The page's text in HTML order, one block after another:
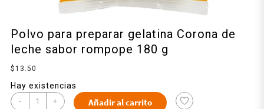
Polvo para preparar gelatina Corona de
leche sabor rompope 180 g
$ 13.50
Hay existencias
- + Añadir al carrito